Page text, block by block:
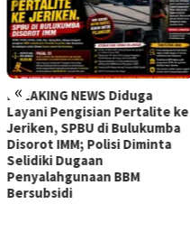
«
BREAKING NEWS Diduga
Layani Pengisian Pertalite ke
Jeriken, SPBU di Bulukumba
Disorot IMM; Polisi Diminta
Selidiki Dugaan
Penyalahgunaan BBM
Bersubsidi